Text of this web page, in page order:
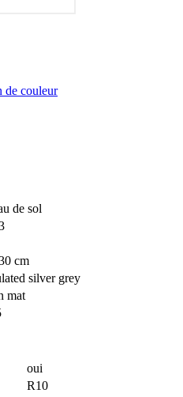
de couleur
de sol
cm
silver grey
mat
oui
R10